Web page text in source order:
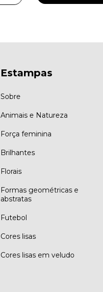
Estampas
Sobre
Animais e Natureza
Força feminina
Brilhantes
Florais
Formas geométricas e
abstratas
Futebol
Cores lisas
Cores lisas em veludo